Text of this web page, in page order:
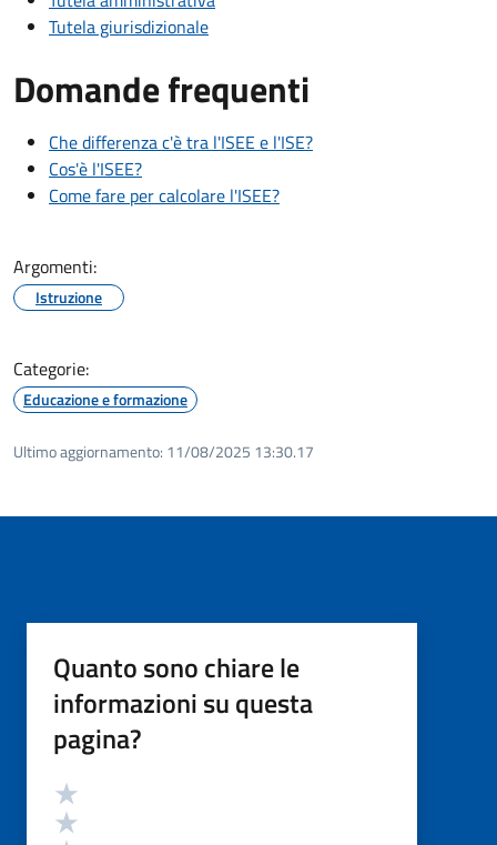
Tutela giurisdizionale
Domande frequenti
Che differenza c'è tra l'ISEE e l'ISE?
Cos'è l'ISEE?
Come fare per calcolare l'ISEE?
Argomenti:
Istruzione
Categorie:
Educazione e formazione
Ultimo aggiornamento: 11/08/2025 13:30.17
Quanto sono chiare le
informazioni su questa
pagina?
Valutazione